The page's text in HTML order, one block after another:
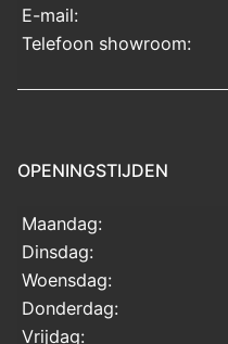
E-mail:
Telefoon showroom:
OPENINGSTIJDEN
Maandag:
Dinsdag:
Woensdag:
Donderdag:
Vrijdag: